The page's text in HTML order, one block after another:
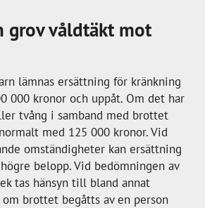
grov våldtäkt mot
lämnas ersättning för kränkning
000 kronor och uppåt. Om det har
tvång i samband med brottet
med 125 000 kronor. Vid
omständigheter kan ersättning
belopp. Vid bedömningen av
tas hänsyn till bland annat
brottet begåtts av en person